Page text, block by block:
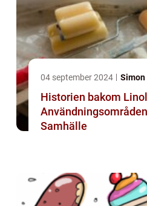
04 september 2024 Simon
Historien bakom
Samhälle